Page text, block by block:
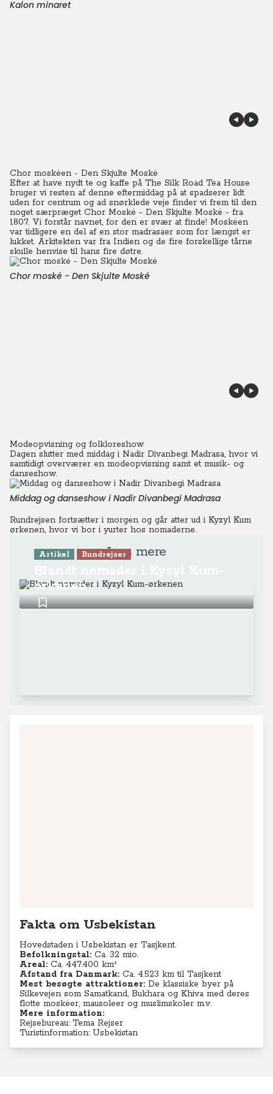
Kalon minaret
Chor moskéen - Den Skjulte Moské
Efter at have nydt te og kaffe på The Silk Road Tea House
bruger vi resten af denne eftermiddag på at spadserer lidt
uden for centrum og ad snørklede veje finder vi frem til den
noget særpræget Chor Moské - Den Skjulte Moské - fra
1807. Vi forstår navnet, for den er svær at finde! Moskéen
var tidligere en del af en stor madrasaer som for længst er
lukket. Arkitekten var fra Indien og de fire forskellige tårne
skulle henvise til hans fire døtre.
Chor moské - Den Skjulte Moské
Modeopvisning og folkloreshow
Dagen slutter med middag i Nadir Divanbegi Madrasa, hvor vi
samtidigt overværer en modeopvisning samt et musik- og
danseshow.
Middag og danseshow i Nadir Divanbegi Madrasa
Rundrejsen fortsætter i morgen og går atter ud i Kyzyl Kum
ørkenen, hvor vi bor i yurter hos nomaderne.
Læs mere
Artikel Rundrejser
ørkenen
Fakta om Usbekistan
Hovedstaden i Usbekistan er Tasjkent.
Befolkningstal: Ca. 32 mio.
Areal: Ca. 447.400 km²
Afstand fra Danmark: Ca. 4.523 km til Tasjkent
Mest besøgte attraktioner: De klassiske byer på
Silkevejen som Samatkand, Bukhara og Khiva med deres
flotte moskéer, mausoleer og muslimskoler m.v.
Mere information:
Rejsebureau: Tema Rejser
Turistinformation: Usbekistan